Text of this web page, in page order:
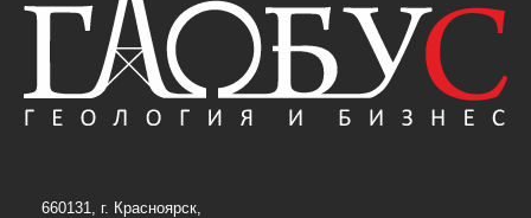
660131, г. Красноярск,